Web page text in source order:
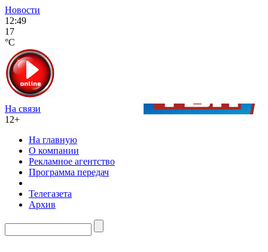
Новости
12:49
17
°C
На связи
12+
На главную
О компании
Рекламное агентство
Программа передач
Телегазета
Архив